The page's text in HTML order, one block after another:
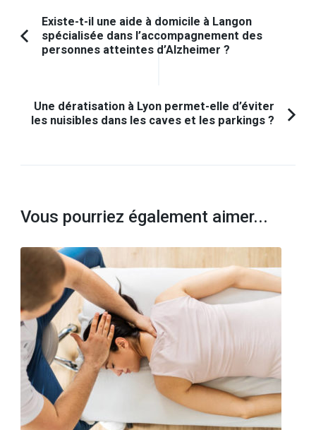
Navigation
d'article
Article
Existe-t-il une aide à domicile à Langon
spécialisée dans l’accompagnement des
personnes atteintes d’Alzheimer ?
Une dératisation à Lyon permet-elle d’éviter
les nuisibles dans les caves et les parkings ?
Vous pourriez également aimer...